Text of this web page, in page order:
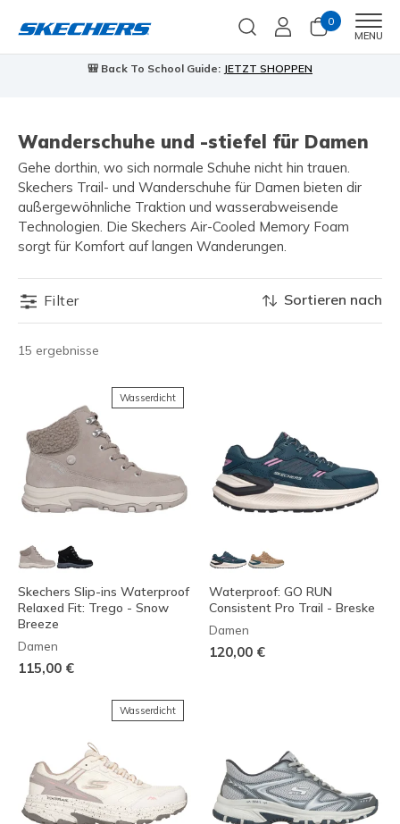
0
MENU
🎒 Back To School Guide: JETZT SHOPPEN
Wanderschuhe und -stiefel für Damen
Gehe dorthin, wo sich normale Schuhe nicht hin trauen.
Skechers Trail- und Wanderschuhe für Damen bieten dir
außergewöhnliche Traktion und wasserabweisende
Technologien. Die Skechers Air-Cooled Memory Foam
sorgt für Komfort auf langen Wanderungen.
Filter
15 ergebnisse
Sortieren nach
Wasserdicht
Skechers Slip-ins Waterproof
Relaxed Fit: Trego - Snow
Breeze
Damen
115,00 €
Waterproof: GO RUN
Consistent Pro Trail - Breske
Damen
120,00 €
Wasserdicht